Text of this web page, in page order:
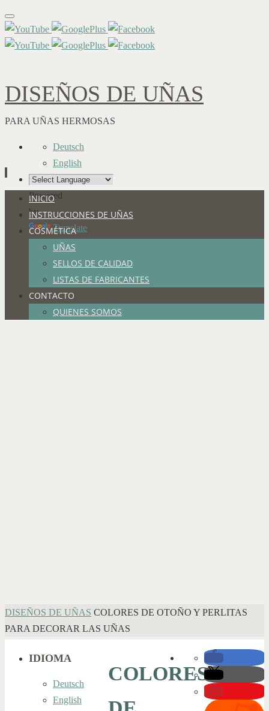
DISEÑOS DE UÑAS
PARA UÑAS HERMOSAS
Deutsch
English
Powered
by
Translate
contenido
INICIO
INSTRUCCIONES DE UÑAS
COSMÉTICA
UÑAS
SELLOS DE CALIDAD
LISTAS DE FABRICANTES
CONTACTO
QUIENES SOMOS
INICIO
DISEÑOS DE UÑAS COLORES DE OTOÑO Y PERLITAS
PARA DECORAR LAS UÑAS
COLORES
IDIOMA
Deutsch
English